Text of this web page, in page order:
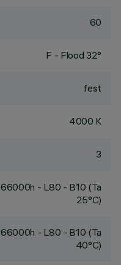
60
F - Flood 32°
fest
4000 K
3
66000h - L80 - B10 (Ta
25°C)
66000h - L80 - B10 (Ta
40°C)